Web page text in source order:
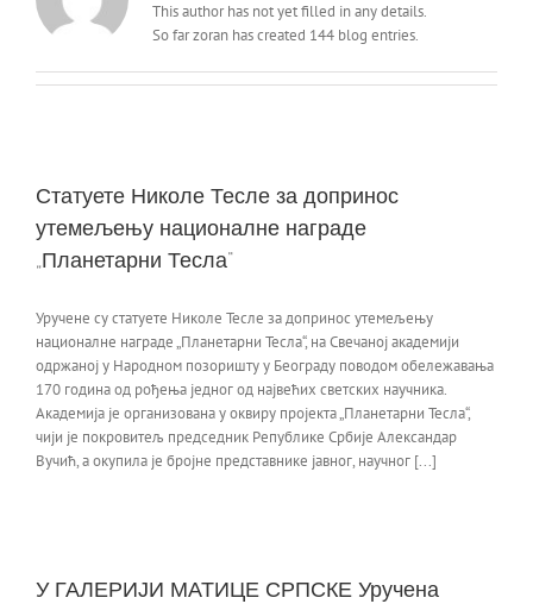
This author has not yet filled in any details.
So far zoran has created 144 blog entries.
Статуете Николе Тесле за допринос
утемељењу националне награде
„Планетарни Тесла“
Уручене су статуете Николе Тесле за допринос утемељењу
националне награде „Планетарни Тесла“, на Свечаној академији
одржаној у Народном позоришту у Београду поводом обележавања
170 година од рођења једног од највећих светских научника.
Академија је организована у оквиру пројекта „Планетарни Тесла“,
чији је покровитељ председник Републике Србије Александар
Вучић, а окупила је бројне представнике јавног, научног [...]
У ГАЛЕРИЈИ МАТИЦЕ СРПСКЕ Уручена